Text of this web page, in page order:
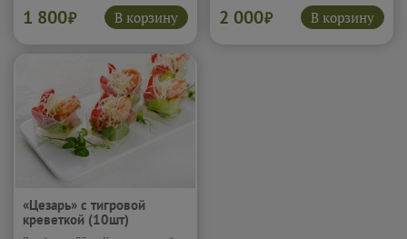
1 800₽ В корзину 2 000₽ В корзину
«Цезарь» с тигровой
креветкой (10шт)